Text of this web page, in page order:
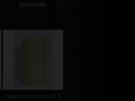
pasquale
cero mensa cm.8 x